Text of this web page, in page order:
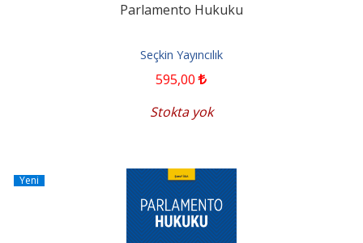
Parlamento Hukuku
Seçkin Yayıncılık
595,00
Stokta yok
Yeni